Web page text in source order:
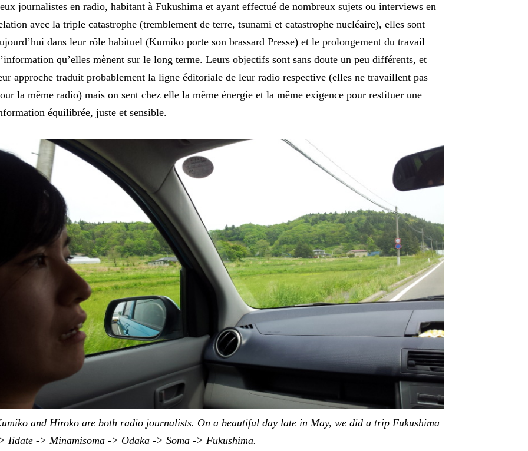
journalistes en radio, habitant à Fukushima et ayant effectué de nombreux sujets ou interviews en
avec la triple catastrophe (tremblement de terre, tsunami et catastrophe nucléaire), elles sont
dans leur rôle habituel (Kumiko porte son brassard Presse) et le prolongement du travail
qu’elles mènent sur le long terme. Leurs objectifs sont sans doute un peu différents, et
approche traduit probablement la ligne éditoriale de leur radio respective (elles ne travaillent pas
la même radio) mais on sent chez elle la même énergie et la même exigence pour restituer une
équilibrée, juste et sensible.
and Hiroko are both radio journalists. On a beautiful day late in May, we did a trip Fukushima
Iidate -> Minamisoma -> Odaka -> Soma -> Fukushima.